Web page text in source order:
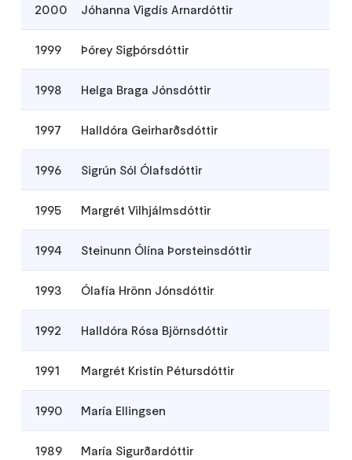
2000 Jóhanna Vigdís Arnardóttir
1999 Þórey Sigþórsdóttir
1998 Helga Braga Jónsdóttir
1997 Halldóra Geirharðsdóttir
1996 Sigrún Sól Ólafsdóttir
1995 Margrét Vilhjálmsdóttir
1994 Steinunn Ólína Þorsteinsdóttir
1993 Ólafía Hrönn Jónsdóttir
1992 Halldóra Rósa Björnsdóttir
1991 Margrét Kristín Pétursdóttir
1990 María Ellingsen
1989 María Sigurðardóttir